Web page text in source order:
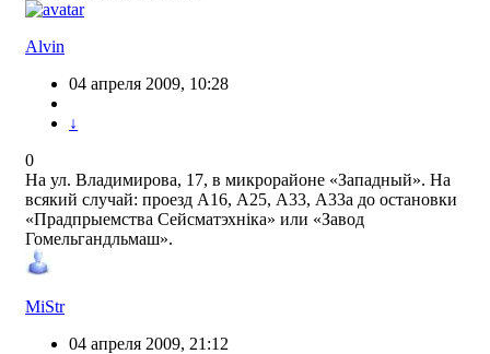
Alvin
04 апреля 2009, 10:28
↓
0
На ул. Владимирова, 17, в микрорайоне «Западный». На
всякий случай: проезд А16, А25, А33, А33а до остановки
«Прадпрыемства Сейсматэхнiка» или «Завод
Гомельгандльмаш».
MiStr
04 апреля 2009, 21:12